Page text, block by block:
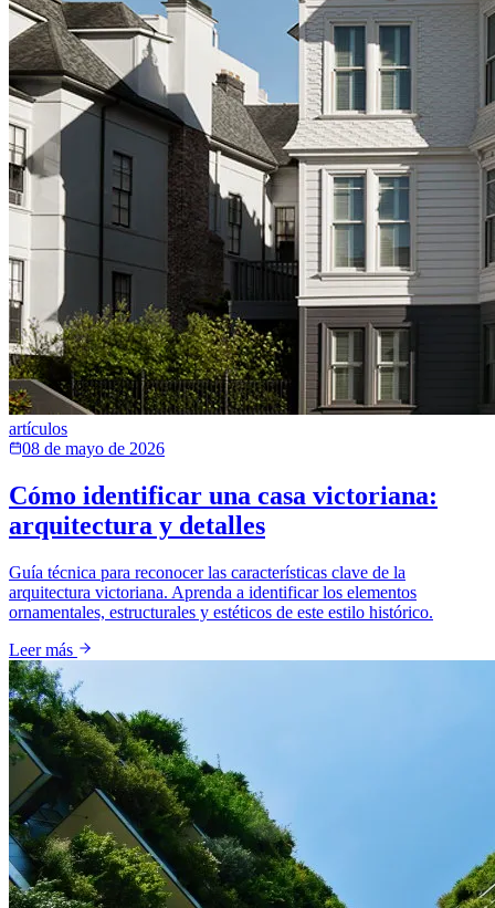
artículos
08 de mayo de 2026
Cómo identificar una casa victoriana:
arquitectura y detalles
Guía técnica para reconocer las características clave de la
arquitectura victoriana. Aprenda a identificar los elementos
ornamentales, estructurales y estéticos de este estilo histórico.
Leer más